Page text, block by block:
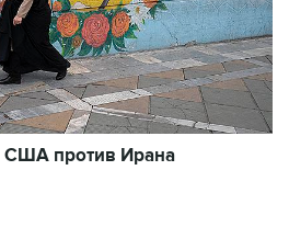
США против Ирана